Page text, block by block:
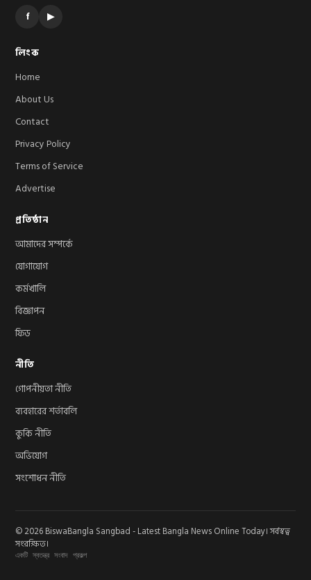
f ▶
লিংক
Home
About Us
Contact
Privacy Policy
Terms of Service
Advertise
প্রতিষ্ঠান
আমাদের সম্পর্কে
যোগাযোগ
কর্মখালি
বিজ্ঞাপন
ফিড
নীতি
গোপনীয়তা নীতি
ব্যবহারের শর্তাবলি
কুকি নীতি
অভিযোগ
সংশোধন নীতি
© 2026 BiswaBangla Sangbad - Latest Bangla News Online Today। সর্বস্বত্ব
সংরক্ষিত।
একটি স্বতন্ত্র সংবাদ প্রকল্প